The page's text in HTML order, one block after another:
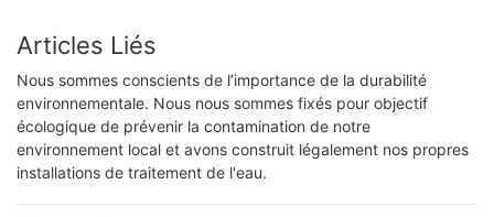
Articles Liés
Nous sommes conscients de l’importance de la durabilité
environnementale. Nous nous sommes fixés pour objectif
écologique de prévenir la contamination de notre
environnement local et avons construit légalement nos propres
installations de traitement de l'eau.